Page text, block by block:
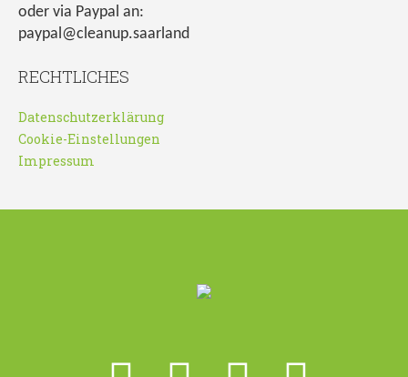
oder via Paypal an:
paypal@cleanup.saarland
RECHTLICHES
Datenschutzerklärung
Cookie-Einstellungen
Impressum